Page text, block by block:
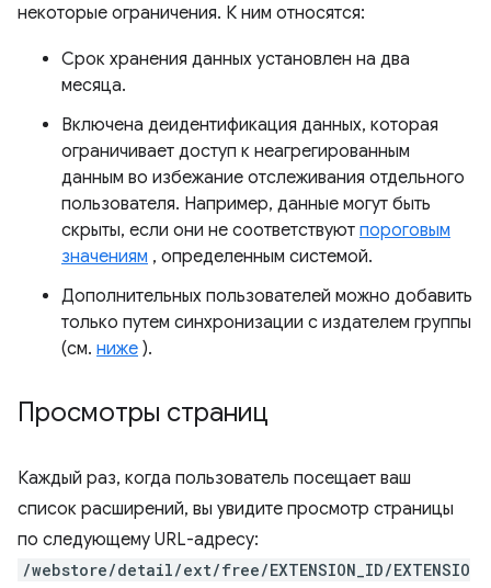
некоторые ограничения. К ним относятся:
Срок хранения данных установлен на два
месяца.
Включена деидентификация данных, которая
ограничивает доступ к неагрегированным
данным во избежание отслеживания отдельного
пользователя. Например, данные могут быть
скрыты, если они не соответствуют пороговым
значениям , определенным системой.
Дополнительных пользователей можно добавить
только путем синхронизации с издателем группы
(см. ниже ).
Просмотры страниц
Каждый раз, когда пользователь посещает ваш
список расширений, вы увидите просмотр страницы
по следующему URL-адресу:
/webstore/detail/ext/free/EXTENSION_ID/EXTENSIO